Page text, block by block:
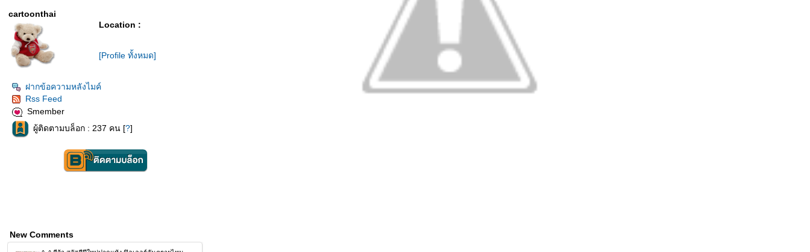
cartoonthai
Location :
[Profile ทั้งหมด]
ฝากข้อความหลังไมค์
Rss Feed
Smember
ผู้ติดตามบล็อก : 237 คน [?]
New Comments